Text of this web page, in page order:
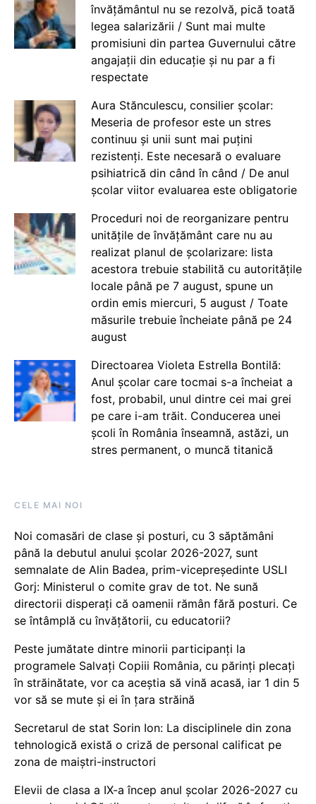
învățământul nu se rezolvă, pică toată
legea salarizării / Sunt mai multe
promisiuni din partea Guvernului către
angajații din educație și nu par a fi
respectate
Aura Stănculescu, consilier școlar:
Meseria de profesor este un stres
continuu și unii sunt mai puțini
rezistenți. Este necesară o evaluare
psihiatrică din când în când / De anul
școlar viitor evaluarea este obligatorie
Proceduri noi de reorganizare pentru
unitățile de învățământ care nu au
realizat planul de școlarizare: lista
acestora trebuie stabilită cu autoritățile
locale până pe 7 august, spune un
ordin emis miercuri, 5 august / Toate
măsurile trebuie încheiate până pe 24
august
Directoarea Violeta Estrella Bontilă:
Anul școlar care tocmai s-a încheiat a
fost, probabil, unul dintre cei mai grei
pe care i-am trăit. Conducerea unei
școli în România înseamnă, astăzi, un
stres permanent, o muncă titanică
CELE MAI NOI
Noi comasări de clase și posturi, cu 3 săptămâni
până la debutul anului școlar 2026-2027, sunt
semnalate de Alin Badea, prim-vicepreședinte USLI
Gorj: Ministerul o comite grav de tot. Ne sună
directorii disperați că oamenii rămân fără posturi. Ce
se întâmplă cu învățătorii, cu educatorii?
Peste jumătate dintre minorii participanți la
programele Salvați Copiii România, cu părinți plecați
în străinătate, vor ca aceștia să vină acasă, iar 1 din 5
vor să se mute și ei în țara străină
Secretarul de stat Sorin Ion: La disciplinele din zona
tehnologică există o criză de personal calificat pe
zona de maiștri-instructori
Elevii de clasa a IX-a încep anul școlar 2026-2027 cu